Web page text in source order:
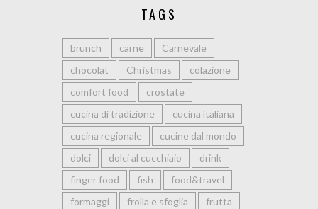
TAGS
brunch carne
Carnevale
chocolat
Christmas
colazione
comfort food
crostate
cucina di tradizione
cucina italiana
cucina regionale
cucine dal mondo
dolci
dolci al cucchiaio
drink
finger food
fish
food&travel
formaggi
frolla e sfoglia
frutta